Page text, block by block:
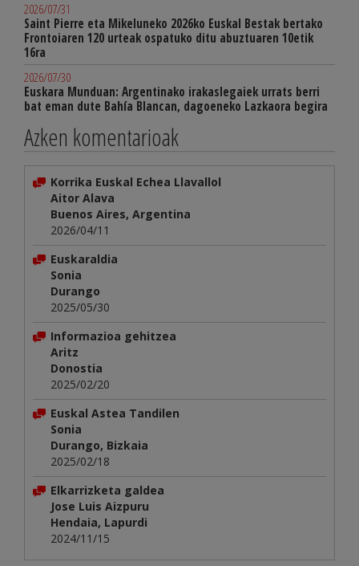
2026/07/31
Saint Pierre eta Mikeluneko 2026ko Euskal Bestak bertako
Frontoiaren 120 urteak ospatuko ditu abuztuaren 10etik
16ra
2026/07/30
Euskara Munduan: Argentinako irakaslegaiek urrats berri
bat eman dute Bahía Blancan, dagoeneko Lazkaora begira
Azken komentarioak
Korrika Euskal Echea Llavallol
Aitor Alava
Buenos Aires, Argentina
2026/04/11
Euskaraldia
Sonia
Durango
2025/05/30
Informazioa gehitzea
Aritz
Donostia
2025/02/20
Euskal Astea Tandilen
Sonia
Durango, Bizkaia
2025/02/18
Elkarrizketa galdea
Jose Luis Aizpuru
Hendaia, Lapurdi
2024/11/15